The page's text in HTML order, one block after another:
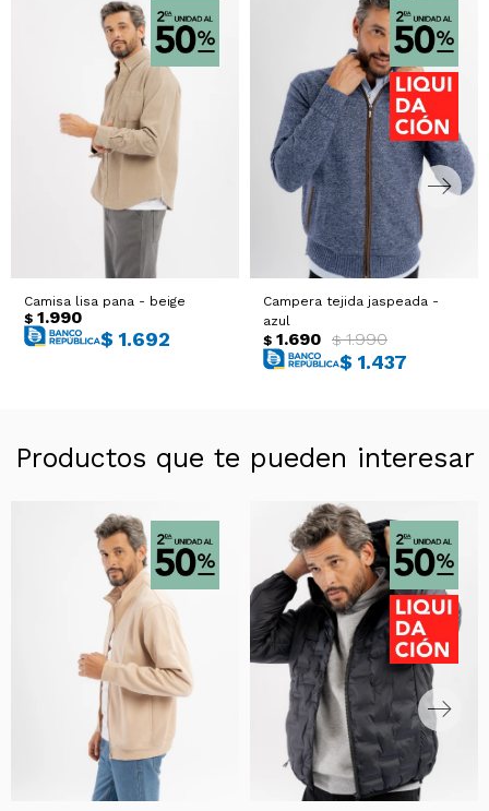
Camisa lisa pana - beige
$ 1.990
$ 1.692
Campera tejida jaspeada -
azul
$ 1.690 $ 1.990
$ 1.437
Productos que te pueden interesar